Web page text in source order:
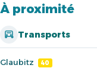
À proximité
Transports
Glaubitz 40